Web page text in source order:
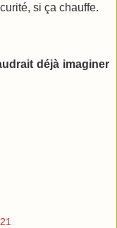
si ça chauffe.
déjà imaginer